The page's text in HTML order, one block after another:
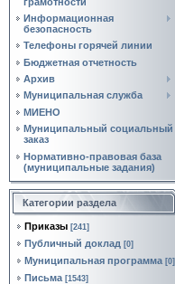
Информационная
безопасность
Телефоны горячей линии
Бюджетная отчетность
Архив
Муниципальная служба
МИЕНО
Муниципальный социальный
заказ
Нормативно‑правовая база
(муниципальные задания)
Категории раздела
Приказы [241]
Публичный доклад [0]
Муниципальная программа [0]
Письма [1543]